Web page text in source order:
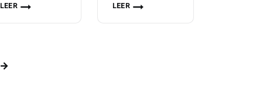
LEER LEER
→